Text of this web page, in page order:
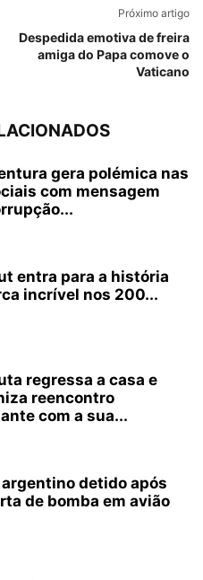
Próximo artigo
Despedida emotiva de freira
amiga do Papa comove o
Vaticano
gera polémica nas
com mensagem
entra para a história
incrível nos 200...
regressa a casa e
reencontro
com a sua...
detido após
de bomba em avião